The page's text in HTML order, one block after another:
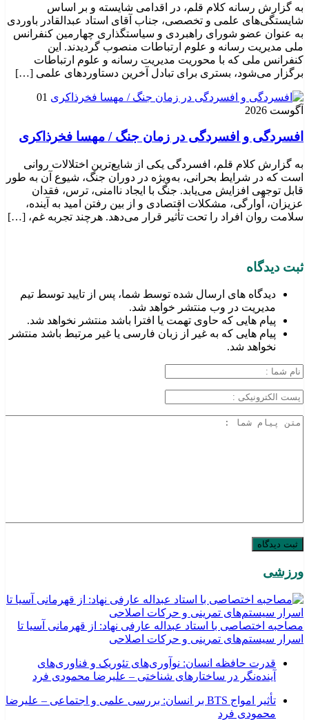
به گزارش رسانه کلام قلم، در اقدامی شایسته و بر اساس
شایستگی‌های علمی و تخصصی، جناب آقای استاد عبدالقادر باوردی
به عنوان عضو شورای راهبردی و سیاستگذاری چهارمین کنفرانس
ملی مدیریت رسانه و علوم ارتباطات منصوب گردیدند. این
کنفرانس ملی که با محوریت مدیریت رسانه و علوم ارتباطات
برگزار می‌شود، بستری برای تبادل آخرین دستاوردهای علمی […]
01
آگوست 2026
افسردگی و افسردگی در زمان جنگ / مهسا فخرذاکری
به گزارش کلام قلم، افسردگی یکی از شایع‌ترین اختلالات روانی
است که در شرایط بحرانی، به‌ویژه در دوران جنگ، شیوع آن به طور
قابل توجهی افزایش می‌یابد. جنگ با ایجاد ناامنی، ترس، فقدان
عزیزان، آوارگی، مشکلات اقتصادی و از بین رفتن امید به آینده،
سلامت روان افراد را تحت تأثیر قرار می‌دهد. هرچند تجربه غم، […]
ثبت دیدگاه
دیدگاه های ارسال شده توسط شما، پس از تایید توسط تیم
مدیریت در وب منتشر خواهد شد.
پیام هایی که حاوی تهمت یا افترا باشد منتشر نخواهد شد.
پیام هایی که به غیر از زبان فارسی یا غیر مرتبط باشد منتشر
نخواهد شد.
ورزشی
مصاحبه اختصاصی با استاد عبداله عارفی نهاد: از قهرمانی آسیا تا
اسرار سیستم‌های تمرینی و حرکات اصلاحی
قدرت حافظه انسان: نوآوری‌های تئوریک و فناوری‌های
آینده‌نگر در ساختارهای شناختی – علیرضا محمودی فرد
تأثیر امواج BTS بر انسان: بررسی علمی و اجتماعی – علیرضا
محمودی فرد